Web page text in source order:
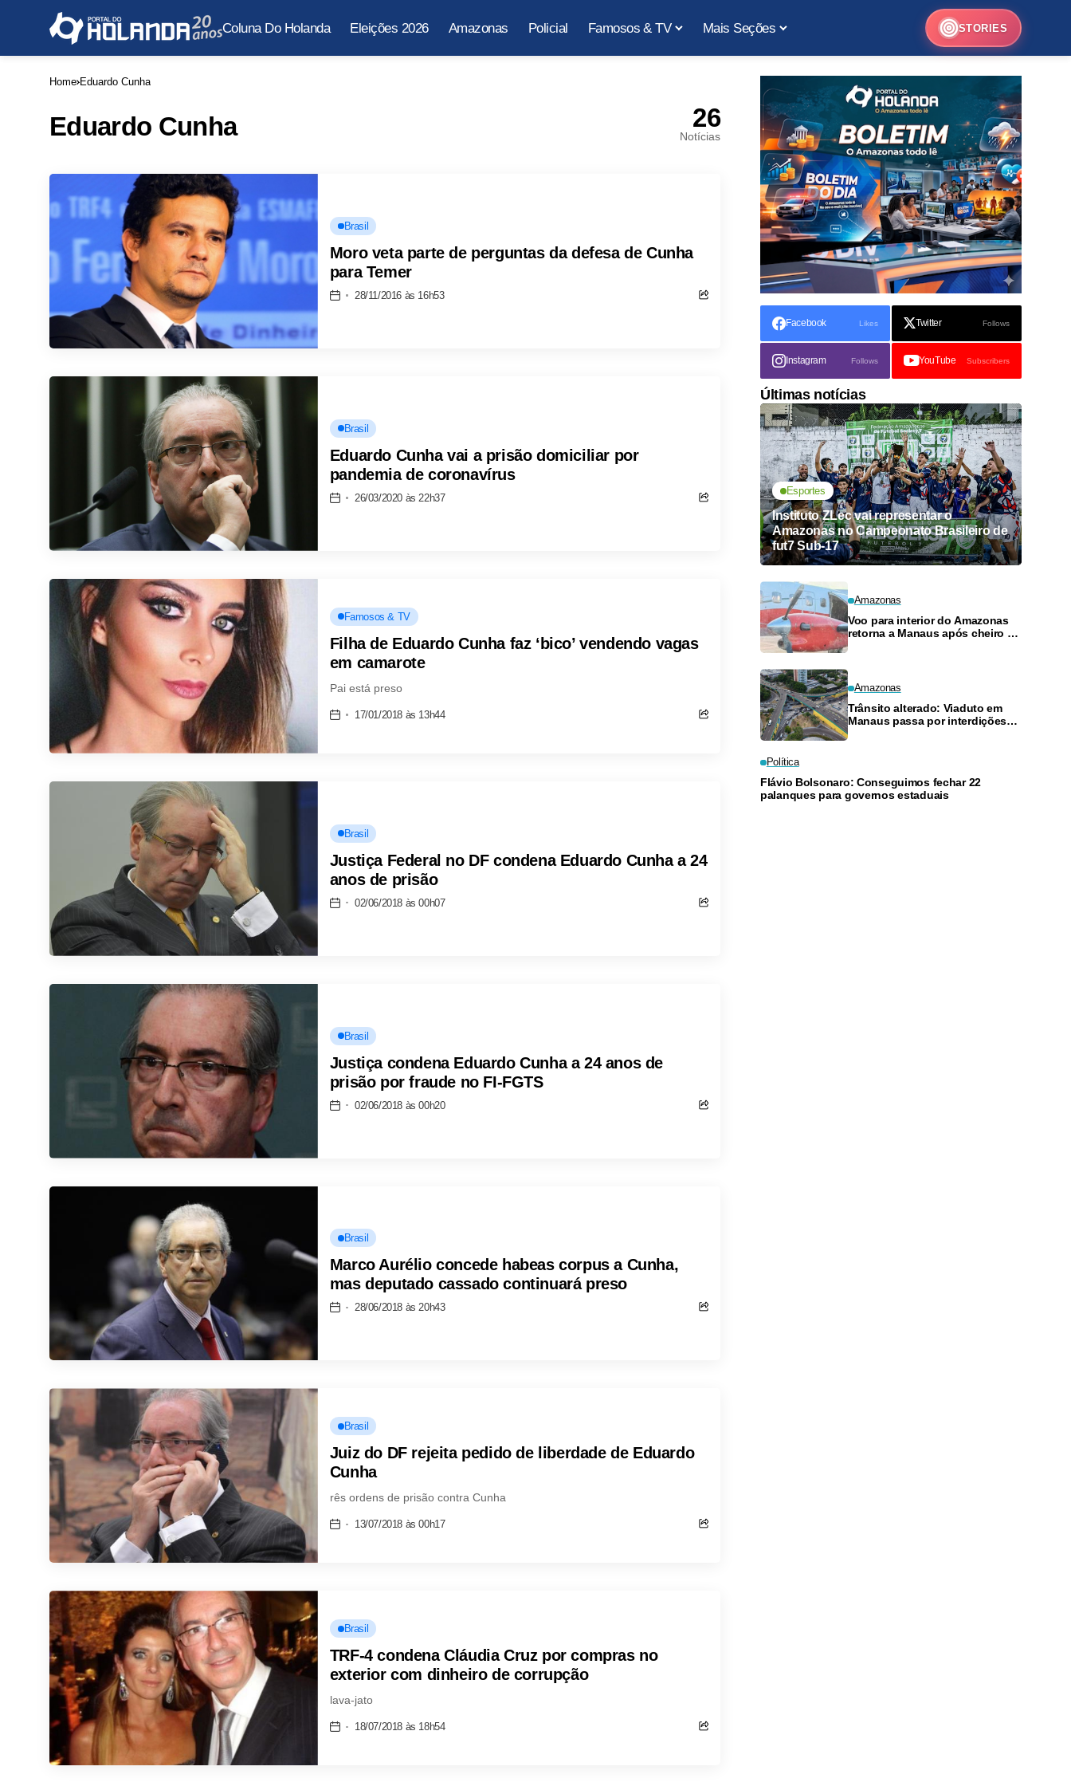
Coluna Do Holanda Eleições 2026 Amazonas Policial Famosos & TV Mais Seções STORIES
Home Eduardo Cunha
Eduardo Cunha 26
Notícias
Brasil
Moro veta parte de perguntas da defesa de Cunha
para Temer
28/11/2016 às 16h53
Brasil
Eduardo Cunha vai a prisão domiciliar por
pandemia de coronavírus
26/03/2020 às 22h37
Famosos & TV
Filha de Eduardo Cunha faz ‘bico’ vendendo vagas
em camarote
Pai está preso
17/01/2018 às 13h44
Brasil
Justiça Federal no DF condena Eduardo Cunha a 24
anos de prisão
02/06/2018 às 00h07
Brasil
Justiça condena Eduardo Cunha a 24 anos de
prisão por fraude no FI-FGTS
02/06/2018 às 00h20
Brasil
Marco Aurélio concede habeas corpus a Cunha,
mas deputado cassado continuará preso
28/06/2018 às 20h43
Brasil
Juiz do DF rejeita pedido de liberdade de Eduardo
Cunha
rês ordens de prisão contra Cunha
13/07/2018 às 00h17
Brasil
TRF-4 condena Cláudia Cruz por compras no
exterior com dinheiro de corrupção
lava-jato
18/07/2018 às 18h54
Facebook Likes Twitter Follows
Instagram Follows YouTube Subscribers
Últimas notícias
Esportes
Instituto ZLec vai representar o
Amazonas no Campeonato Brasileiro de
fut7 Sub-17
Amazonas
Voo para interior do Amazonas
retorna a Manaus após cheiro de
Amazonas
Trânsito alterado: Viaduto em
Manaus passa por interdições
Política
Flávio Bolsonaro: Conseguimos fechar 22
palanques para governos estaduais